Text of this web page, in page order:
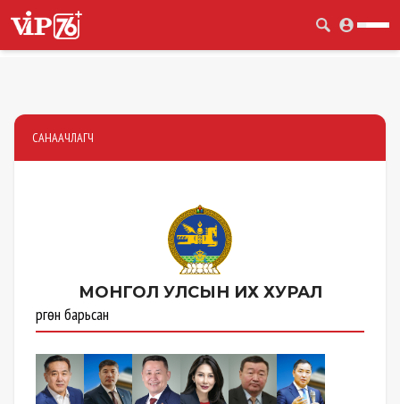
САНААЧЛАГЧ
МОНГОЛ УЛСЫН ИХ ХУРАЛ
Өргөн барьсан